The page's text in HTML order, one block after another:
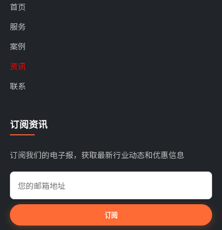
首页
服务
案例
资讯
联系
订阅资讯
订阅我们的电子报，获取最新行业动态和优惠信息
订阅